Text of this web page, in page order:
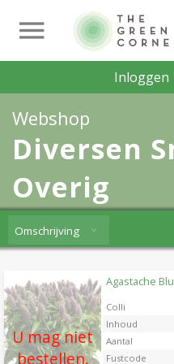
Inloggen
Webshop
Diversen
Overig
Omschrijving
U mag niet
bestellen.
Agastache
Colli
Inhoud
Aantal
Fustcode
Agastache Blue
U moet ingelogd zijn
om in te loggen.